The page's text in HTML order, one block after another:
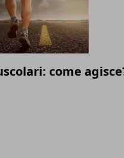
come